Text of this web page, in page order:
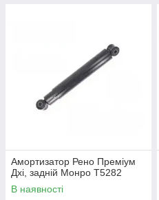
Амортизатор Рено Преміум
Дхі, задній Монро T5282
В наявності